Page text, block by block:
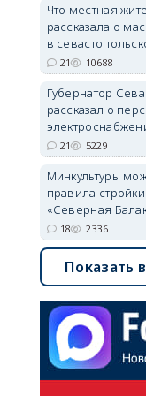
Что местная
рассказала о
в
21 10688
Губернатор
рассказал о
21 5229
Минкультуры
правила
«Северная
18 2336
Показать